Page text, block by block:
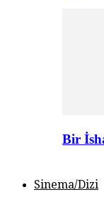
Bir
Sinema/Dizi